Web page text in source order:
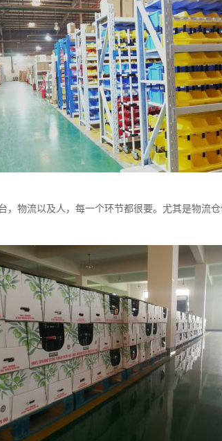
，物流以及人，每一个环节都很要。尤其是物流